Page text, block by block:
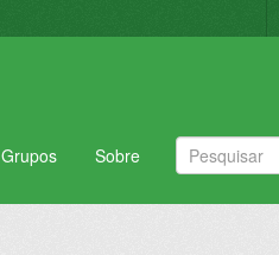
Grupos Sobre